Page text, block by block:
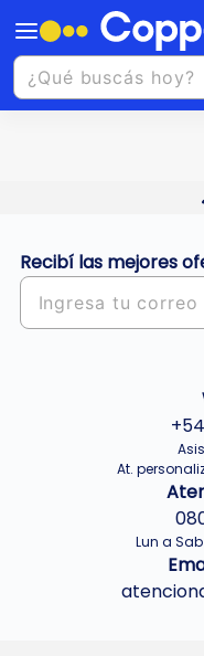
Recibí las mejores
At.
Lun a Sab